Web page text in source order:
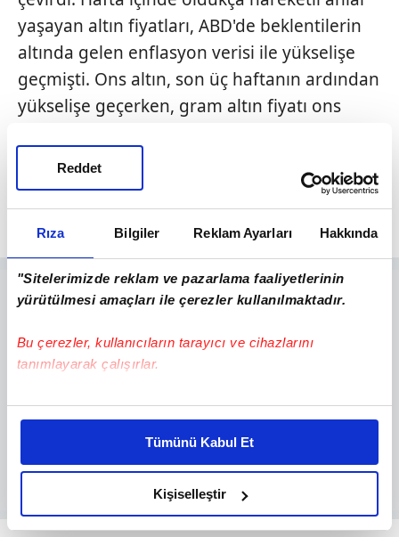
Rıza Bilgiler Reklam Ayarları Hakkında
"Sitelerimizde reklam ve pazarlama faaliyetlerinin
yürütülmesi amaçları ile çerezler kullanılmaktadır.
Bu çerezler, kullanıcıların tarayıcı ve cihazlarını
tanımlayarak çalışırlar.
Bu çerezlere izin vermeniz halinde sizlere özel
daha iyi reklam deneyimi yaşatabiliriz. Bunu yaparken
amacımızın size daha iyi bir reklam deneyimi sunmak
olduğunu ve sizlere en iyi içerikleri sunabilmek adına
elimizden gelen çabayı gösterdiğimizi ve bu noktada,
Tümünü Kabul Et
Kişiselleştir
Reddet
yaşayan altın fiyatları, ABD'de beklentilerin
altında gelen enflasyon verisi ile yükselişe
geçmişti. Ons altın, son üç haftanın ardından
yükselişe geçerken, gram altın fiyatı ons
gelişmeler sonrası ons altın, çeyrek altın,
ayar bilezikve Cumhuriyet altını bugün ne
kadar oldu?